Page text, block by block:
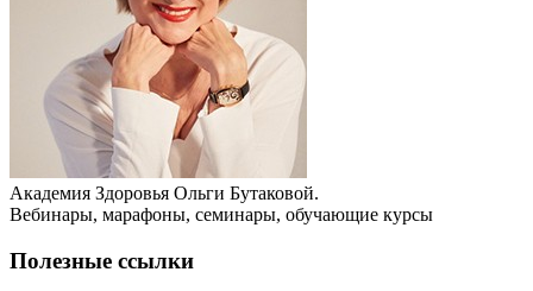
Академия Здоровья Ольги Бутаковой.
Вебинары, марафоны, семинары, обучающие курсы
Полезные ссылки